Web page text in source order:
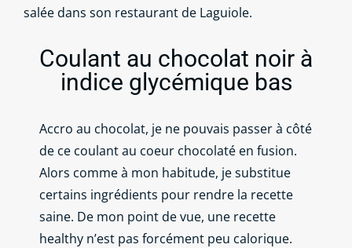
salée dans son restaurant de Laguiole.
Coulant au chocolat noir à
indice glycémique bas
Accro au chocolat, je ne pouvais passer à côté
de ce coulant au coeur chocolaté en fusion.
Alors comme à mon habitude, je substitue
certains ingrédients pour rendre la recette
saine. De mon point de vue, une recette
healthy n’est pas forcément peu calorique.